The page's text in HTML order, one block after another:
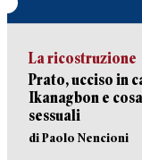
La ricostruzione
Prato, ucciso in
Ikanagbon e
sessuali
di Paolo Nencioni